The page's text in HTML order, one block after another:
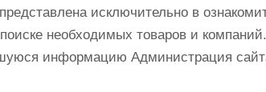
исключительно в
необходимых товаров и
информацию Администрация сайта